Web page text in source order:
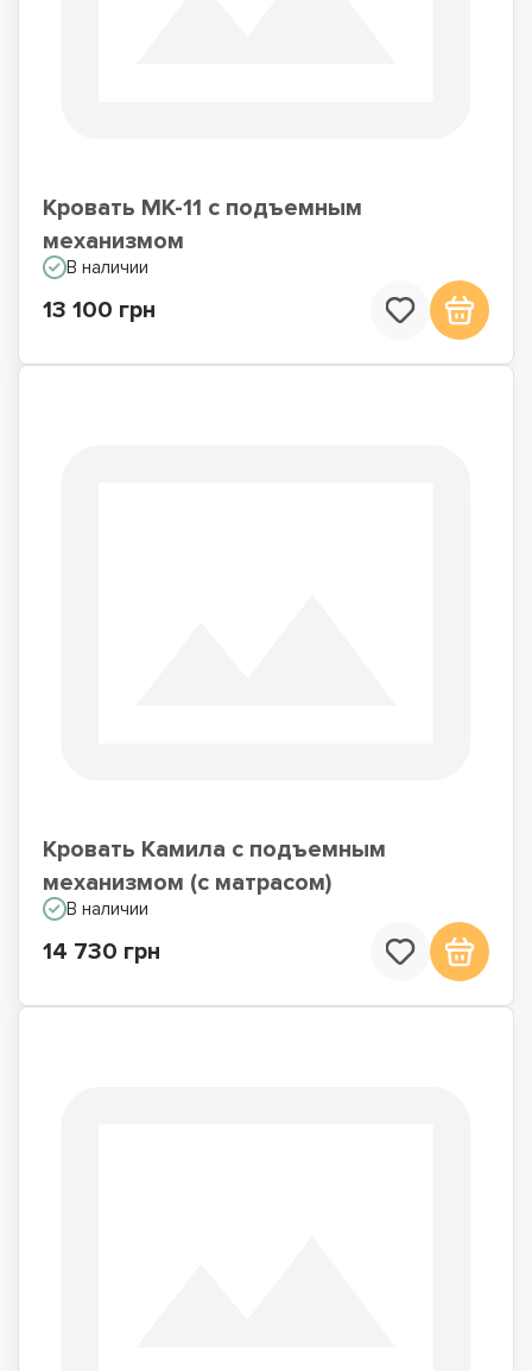
Кровать МК-11 с подъемным
механизмом
В наличии
13 100 грн
Кровать Камила с подъемным
механизмом (с матрасом)
В наличии
14 730 грн